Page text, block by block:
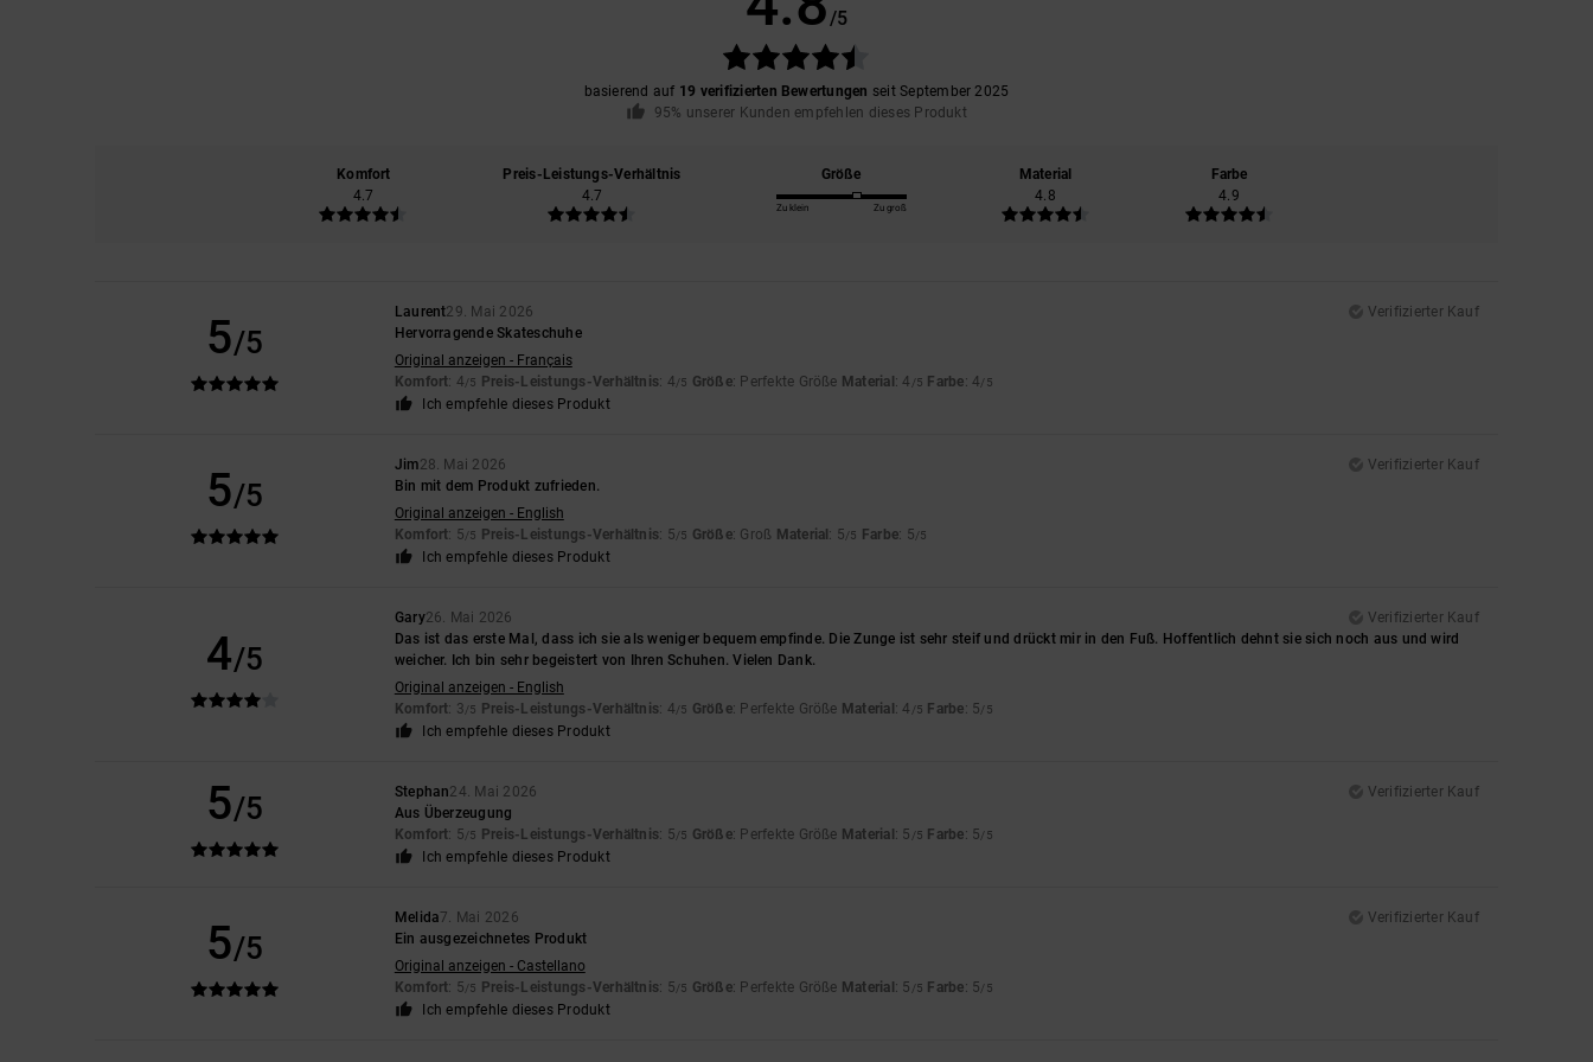
/5
basierend auf 19 verifizierten Bewertungen seit September 2025
95% unserer Kunden empfehlen dieses Produkt
Komfort
4.7
Preis-Leistungs-Verhältnis
4.7
Größe
Zu klein Zu groß
Material
4.8
Farbe
4.9
5/5
Laurent29. Mai 2026
Verifizierter Kauf
Hervorragende Skateschuhe
Original anzeigen - Français
Komfort: 4/5 Preis-Leistungs-Verhältnis: 4/5 Größe: Perfekte Größe Material : 4 /5 Farbe: 4/5
Ich empfehle dieses Produkt
5/5
Jim28. Mai 2026
Verifizierter Kauf
Bin mit dem Produkt zufrieden.
Original anzeigen - English
Komfort: 5/5 Preis-Leistungs-Verhältnis: 5/5 Größe: Groß Material : 5/5 Farbe: 5/5
Ich empfehle dieses Produkt
4/5
Gary26. Mai 2026
Verifizierter Kauf
Das ist das erste Mal, dass ich sie als weniger bequem empfinde. Die Zunge ist sehr steif und drückt mir in den Fuß. Hoffentlich dehnt sie sich noch aus und wird
weicher. Ich bin sehr begeistert von Ihren Schuhen. Vielen Dank.
Original anzeigen - English
Komfort: 3/5 Preis-Leistungs-Verhältnis: 4/5 Größe: Perfekte Größe Material : 4 /5 Farbe: 5/5
Ich empfehle dieses Produkt
5/5 Stephan24. Mai 2026
Verifizierter Kauf
Aus Überzeugung
Komfort: 5/5 Preis-Leistungs-Verhältnis: 5/5 Größe: Perfekte Größe Material : 5 /5 Farbe: 5/5
Ich empfehle dieses Produkt
5/5
Melida7. Mai 2026
Verifizierter Kauf
Ein ausgezeichnetes Produkt
Original anzeigen - Castellano
Komfort: 5/5 Preis-Leistungs-Verhältnis: 5/5 Größe: Perfekte Größe Material : 5 /5 Farbe: 5/5
Ich empfehle dieses Produkt